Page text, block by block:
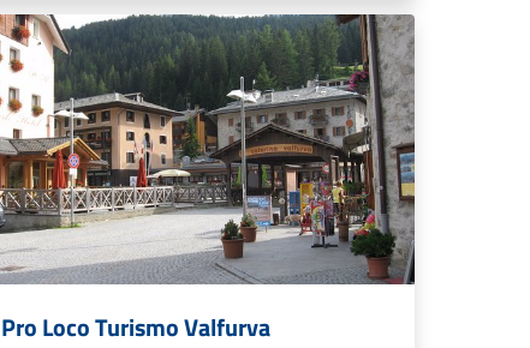
Pro Loco Turismo Valfurva